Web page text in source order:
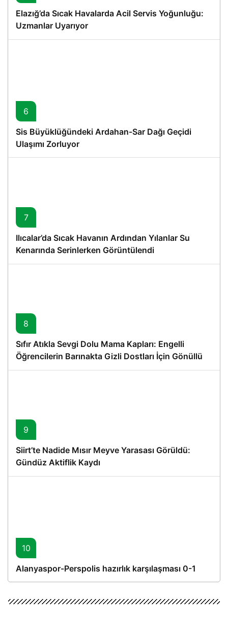
Elazığ’da Sıcak Havalarda Acil Servis Yoğunluğu:
Uzmanlar Uyarıyor
6
Sis Büyüklüğündeki Ardahan-Sar Dağı Geçidi
Ulaşımı Zorluyor
7
Ilıcalar’da Sıcak Havanın Ardından Yılanlar Su
Kenarında Serinlerken Görüntülendi
8
Sıfır Atıkla Sevgi Dolu Mama Kapları: Engelli
Öğrencilerin Barınakta Gizli Dostları İçin Gönüllü
Proje
9
Siirt’te Nadide Mısır Meyve Yarasası Görüldü:
Gündüz Aktiflik Kaydı
10
Alanyaspor-Perspolis hazırlık karşılaşması 0-1